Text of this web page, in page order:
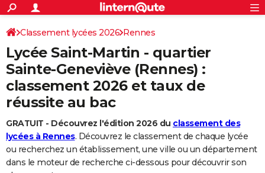
ACTUALITÉS
Politique
Société
Faits Divers
Education
Monde
Villes
+
SPORT
Coupe du monde 2026
Football
Tennis
Cyclisme
Rugby
Forum
CULTURE
Programme TV
TNT
Streaming
Cinéma
Sorties cinéma
Musique
+
FINANCE
Retraite
Impôts
Epargne
Immobilier
Risques naturels par ville
Banque
Assurance
Crédit
AUTO
Essais
Réserver un essai
Citadines
Berlines
SUV
Forum auto
HIGH-TECH
BRICOLAGE
S'inscrire
Connexion
Classement lycées 2026 Rennes
Lycée Saint-Martin - quartier
Sainte-Geneviève (Rennes) :
classement 2026 et taux de
réussite au bac
GRATUIT - Découvrez l'édition 2026 du classement des
lycées à Rennes. Découvrez le classement de chaque lycée
ou recherchez un établissement, une ville ou un département
dans le moteur de recherche ci-dessous pour découvrir son